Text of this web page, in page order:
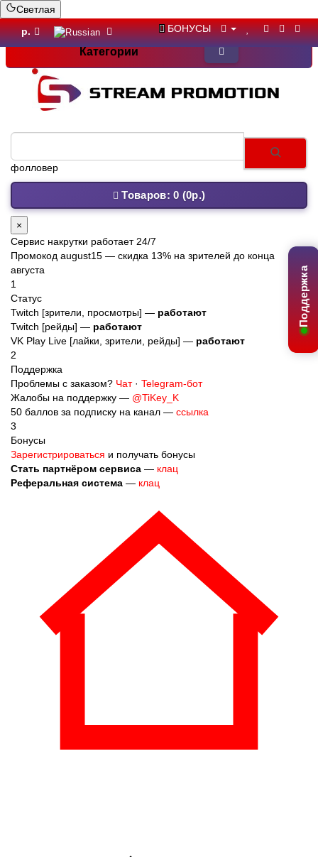
Светлая
Поддержка
р. БОНУСЫ
крипто
Товаров: 0 (0р.)
×
Сервис накрутки работает 24/7
Промокод august15 — скидка 13% на зрителей до конца
августа
1
Статус
Twitch [зрители, просмотры] — работают
Twitch [рейды] — работают
VK Play Live [лайки, зрители, рейды] — работают
2
Поддержка
Проблемы с заказом? Чат· Telegram-бот
Жалобы на поддержку — @TiKey_K
50 баллов за подписку на канал — ссылка
3
Бонусы
Зарегистрироваться и получать бонусы
Стать партнёром сервиса — клац
Реферальная система — клац
Категории